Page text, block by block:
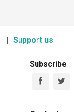
Support us
Subscribe